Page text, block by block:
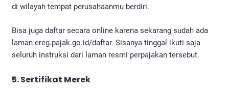
di wilayah tempat perusahaanmu berdiri.
Bisa juga daftar secara online karena sekarang sudah ada
laman ereg.pajak.go.id/daftar. Sisanya tinggal ikuti saja
seluruh instruksi dari laman resmi perpajakan tersebut.
5. Sertifikat Merek